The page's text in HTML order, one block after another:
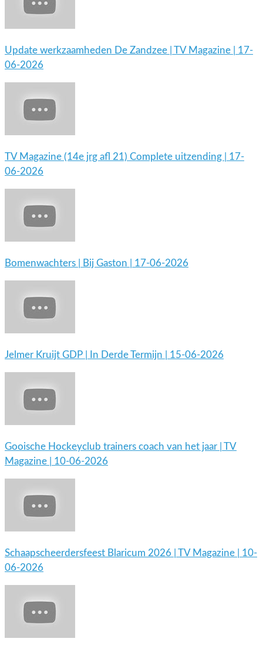
Update werkzaamheden De Zandzee | TV Magazine | 17-
06-2026
TV Magazine (14e jrg afl 21) Complete uitzending | 17-
06-2026
Bomenwachters | Bij Gaston | 17-06-2026
Jelmer Kruijt GDP | In Derde Termijn | 15-06-2026
Gooische Hockeyclub trainers coach van het jaar | TV
Magazine | 10-06-2026
Schaapscheerdersfeest Blaricum 2026 | TV Magazine | 10-
06-2026